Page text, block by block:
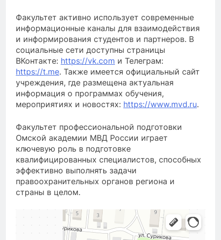
Факультет активно использует современные
информационные каналы для взаимодействия
и информирования студентов и партнеров. В
социальные сети доступны страницы
ВКонтакте: https://vk.com и Телеграм:
https://t.me. Также имеется официальный сайт
учреждения, где размещена актуальная
информация о программах обучения,
мероприятиях и новостях: https://www.mvd.ru.
Факультет профессиональной подготовки
Омской академии МВД России играет
ключевую роль в подготовке
квалифицированных специалистов, способных
эффективно выполнять задачи
правоохранительных органов региона и
страны в целом.